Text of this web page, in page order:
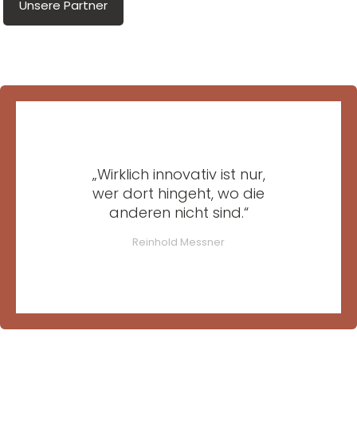
Unsere Partner
„Wirklich innovativ ist nur,
wer dort hingeht, wo die
anderen nicht sind.“
Reinhold Messner